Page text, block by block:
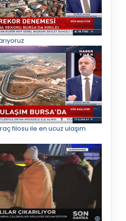
filosu ile en ucuz ulaşım